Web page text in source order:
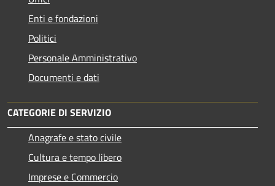
Enti e fondazioni
Politici
Personale Amministrativo
Documenti e dati
CATEGORIE DI SERVIZIO
Anagrafe e stato civile
Cultura e tempo libero
Imprese e Commercio